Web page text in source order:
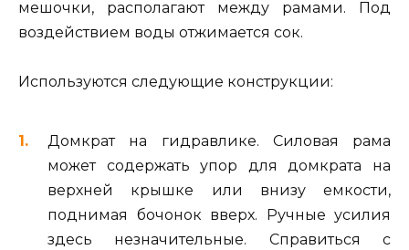
мешочки, располагают между рамами. Под
воздействием воды отжимается сок.
Используются следующие конструкции:
Домкрат на гидравлике. Силовая рама
может содержать упор для домкрата на
верхней крышке или внизу емкости,
поднимая бочонок вверх. Ручные усилия
здесь незначительные. Справиться с